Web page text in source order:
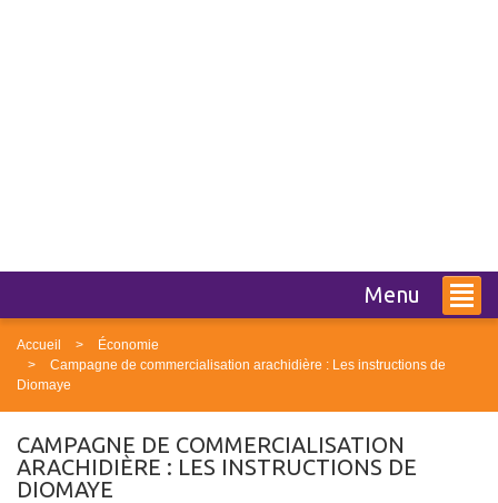
Menu
Accueil
Économie
Campagne de commercialisation arachidière : Les instructions de
Diomaye
CAMPAGNE DE COMMERCIALISATION
ARACHIDIÈRE : LES INSTRUCTIONS DE
DIOMAYE